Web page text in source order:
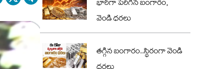
భారీగా పెరిగిన బంగారం,
వెండి ధరలు
తగ్గిన బంగారం..స్థిరంగా వెండి